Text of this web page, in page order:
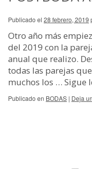
Publicado el 28 febrero, 2019
Otro año más
del 2019 con la
anual que realizo.
todas las parejas
muchos los … Sigue
Publicado en BODAS | Deja